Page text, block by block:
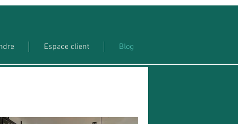
Espace client Blog